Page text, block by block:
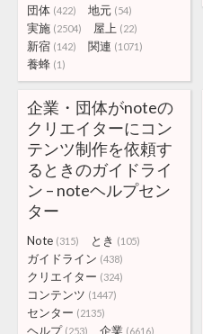
団体 (422) 地元 (54)
実施 (2504) 屋上 (22)
新宿 (142) 関連 (1071)
養蜂 (1)
企業・団体がnoteの
クリエイターにコン
テンツ制作を依頼す
るときのガイドライ
ン – noteヘルプセン
ター
Note (315) とき (105)
ガイドライン (438)
クリエイター (324)
コンテンツ (1447)
センター (2135)
ヘルプ (253) 企業 (6616)